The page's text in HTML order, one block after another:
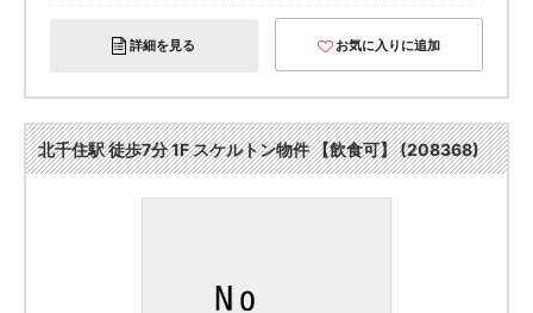
詳細を見る お気に入りに追加
北千住駅 徒歩7分 1F スケルトン物件 【飲食可】 (208368)